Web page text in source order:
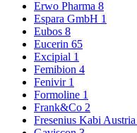
Erwo Pharma 8
Espara GmbH 1
Eubos 8
Eucerin 65
Excipial 1
Femibion 4
Fenivir 1
Formoline 1
Frank&Co 2
Fresenius Kabi Austria